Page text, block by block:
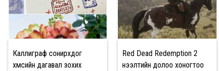
Каллиграф сонирхдог
хүмүүсийн дагавал зохих
Red Dead Redemption 2
нээлтийн долоо хоногтоо